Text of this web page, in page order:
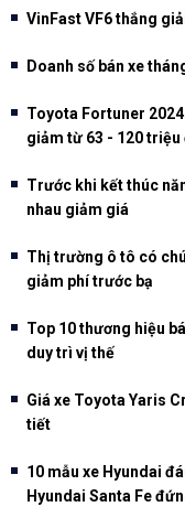
VinFast VF6 thắng
Doanh số bán xe
Toyota Fortuner
giảm từ 63 - 120 triệu
Trước khi kết thúc
nhau giảm giá
Thị trường ô tô có
giảm phí trước bạ
Top 10 thương hiệu
duy trì vị thế
Giá xe Toyota Yaris
tiết
10 mẫu xe Hyundai
Hyundai Santa Fe